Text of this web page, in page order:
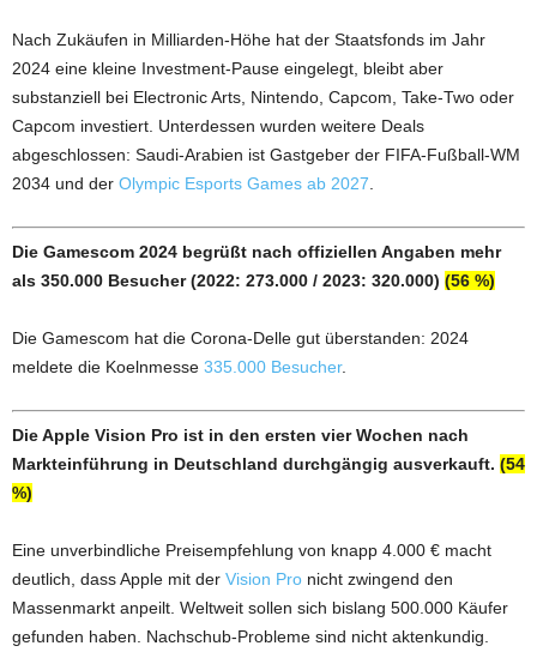
Nach Zukäufen in Milliarden-Höhe hat der Staatsfonds im Jahr
2024 eine kleine Investment-Pause eingelegt, bleibt aber
substanziell bei Electronic Arts, Nintendo, Capcom, Take-Two oder
Capcom investiert. Unterdessen wurden weitere Deals
abgeschlossen: Saudi-Arabien ist Gastgeber der FIFA-Fußball-WM
2034 und der Olympic Esports Games ab 2027
Die Gamescom 2024 begrüßt nach offiziellen Angaben mehr
als 350.000 Besucher (2022: 273.000 / 2023: 320.000) (56 %)
Die Gamescom hat die Corona-Delle gut überstanden: 2024
meldete die Koelnmesse 335.000 Besucher.
Die Apple Vision Pro ist in den ersten vier Wochen nach
Markteinführung in Deutschland durchgängig ausverkauft. (54
%)
Eine unverbindliche Preisempfehlung von knapp 4.000 € macht
deutlich, dass Apple mit der Vision Pro nicht zwingend den
Massenmarkt anpeilt. Weltweit sollen sich bislang 500.000 Käufer
gefunden haben. Nachschub-Probleme sind nicht aktenkundig.